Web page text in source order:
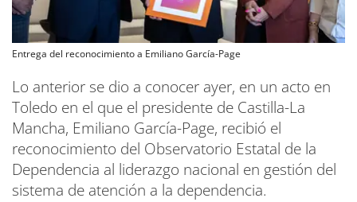
Entrega del reconocimiento a Emiliano García-Page
Lo anterior se dio a conocer ayer, en un acto en
Toledo en el que el presidente de Castilla-La
Mancha, Emiliano García-Page, recibió el
reconocimiento del Observatorio Estatal de la
Dependencia al liderazgo nacional en gestión del
sistema de atención a la dependencia.